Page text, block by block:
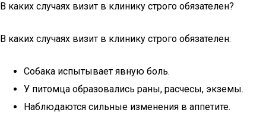
В каких случаях визит в клинику строго обязателен?
В каких случаях визит в клинику строго обязателен:
Собака испытывает явную боль.
У питомца образовались раны, расчесы, экземы.
Наблюдаются сильные изменения в аппетите.